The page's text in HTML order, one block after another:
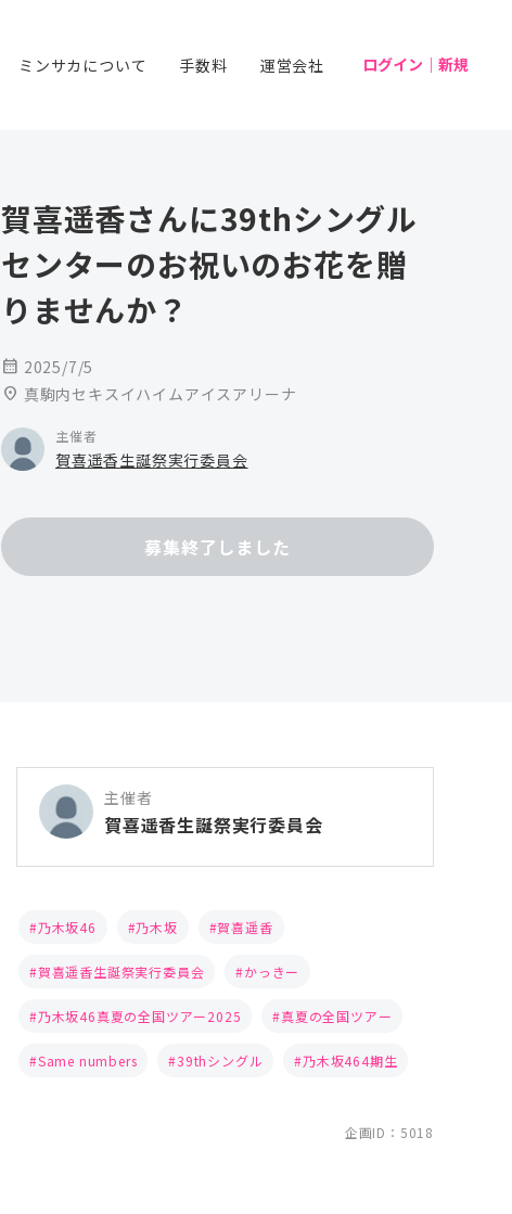
ミンサカについて 手数料 運営会社 ログイン｜新規
賀喜遥香さんに39thシングル
センターのお祝いのお花を贈
りませんか？
calendar_month 2025/7/5
location_on 真駒内セキスイハイムアイスアリーナ
主催者
賀喜遥香生誕祭実行委員会
募集終了しました
主催者
賀喜遥香生誕祭実行委員会
乃木坂46 乃木坂 賀喜遥香
賀喜遥香生誕祭実行委員会 かっきー
乃木坂46真夏の全国ツアー2025 真夏の全国ツアー
Same numbers 39thシングル 乃木坂464期生
企画ID：5018